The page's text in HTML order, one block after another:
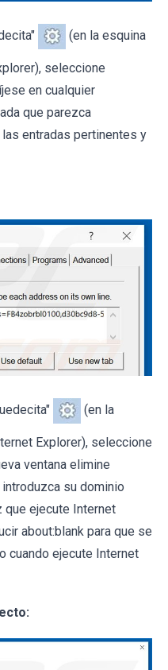
(en la esquina
seleccione
en cualquier
que parezca
entradas pertinentes y
(en la
Explorer), seleccione
ventana elimine
su dominio
que ejecute Internet
about:blank para que se
cuando ejecute Internet